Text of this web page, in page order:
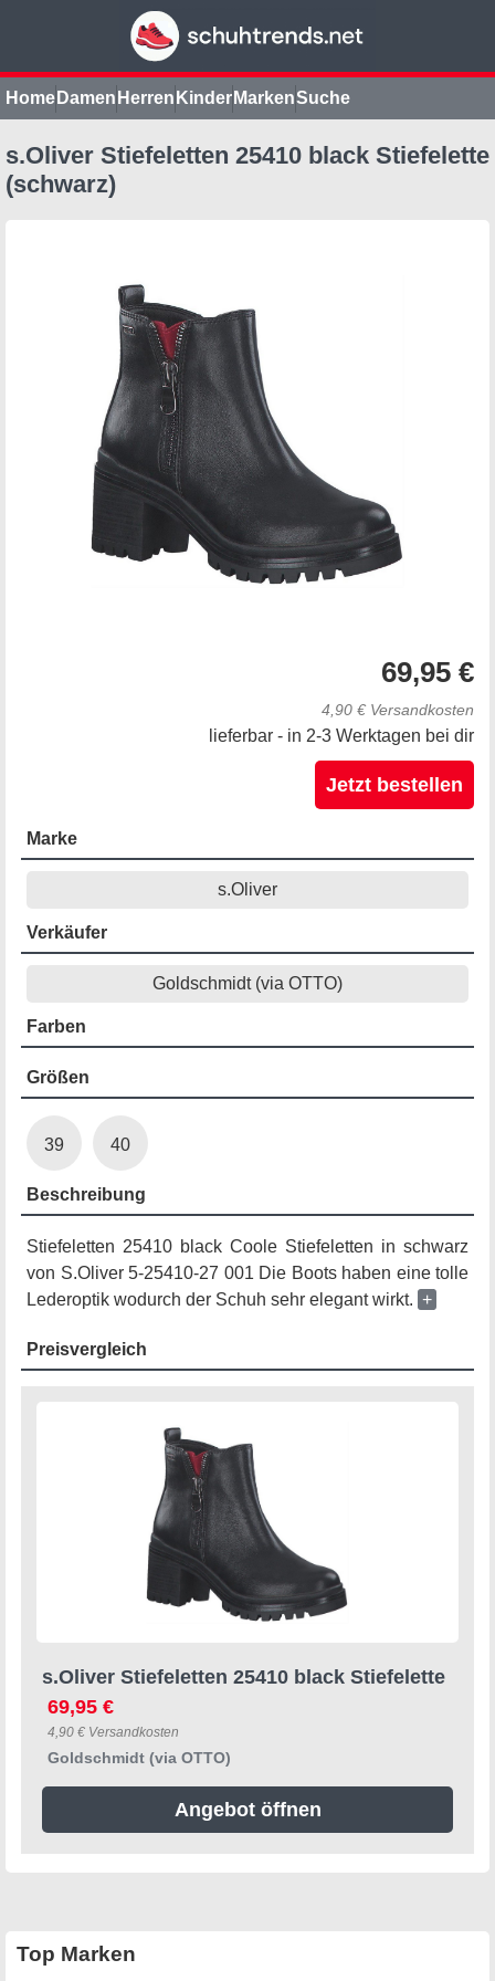
Home Damen Herren Kinder MarkenSuche
s.Oliver Stiefeletten 25410 black Stiefelette
(schwarz)
69,95 €
4,90 € Versandkosten
lieferbar - in 2-3 Werktagen bei dir
Jetzt bestellen
Marke
s.Oliver
Verkäufer
Goldschmidt (via OTTO)
Farben
Größen
39 40
Beschreibung
Stiefeletten 25410 black Coole Stiefeletten in schwarz
von S.Oliver 5-25410-27 001 Die Boots haben eine tolle
Lederoptik wodurch der Schuh sehr elegant wirkt. +
Preisvergleich
s.Oliver Stiefeletten 25410 black Stiefelette
69,95 €
4,90 € Versandkosten
Goldschmidt (via OTTO)
Angebot öffnen
Top Marken